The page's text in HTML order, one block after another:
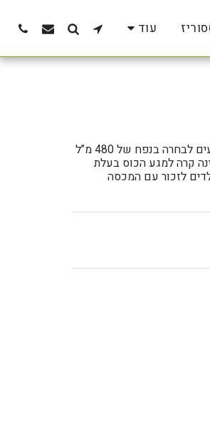
עוד
כוס לשתיה קרה בעלת דופן כפולה המגיעה יחד עם קשית שתייה ב 3 צבעים לבחרה בנפח של 480 מ”ל
קרה למגע הכוס בעלת
לזכור עם המכסה